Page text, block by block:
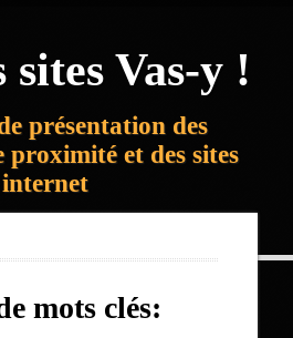
sites Vas-y !
présentation des
proximité et des sites
internet
mots clés: